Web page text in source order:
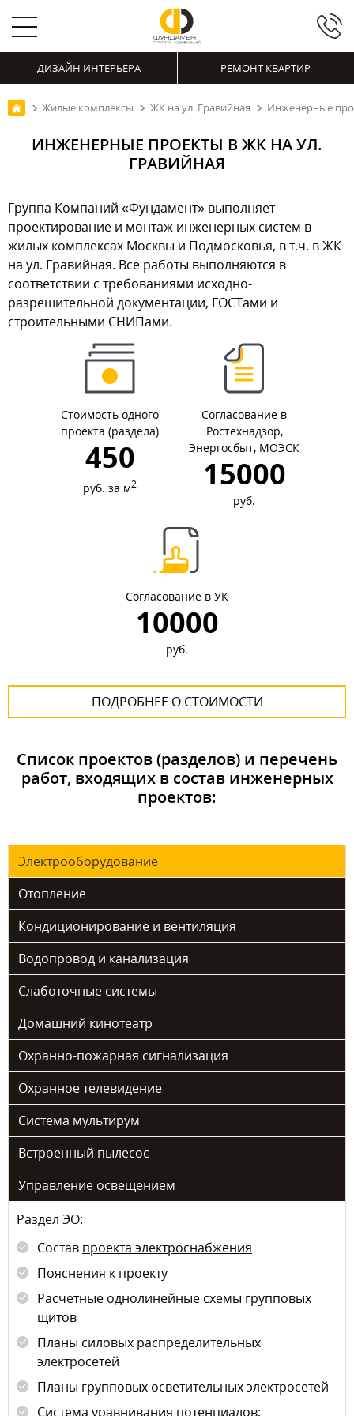
ДИЗАЙН ИНТЕРЬЕРА РЕМОНТ КВАРТИР
Жилые комплексы ЖК на ул. Гравийная Инженерные
ИНЖЕНЕРНЫЕ ПРОЕКТЫ В ЖК НА УЛ.
ГРАВИЙНАЯ
Группа Компаний «Фундамент» выполняет
проектирование и монтаж инженерных систем в
жилых комплексах Москвы и Подмосковья, в т.ч. в ЖК
на ул. Гравийная. Все работы выполняются в
соответствии с требованиями исходно-
разрешительной документации, ГОСТами и
строительными СНИПами.
Стоимость одного
проекта (раздела)
450
руб. за м2
Согласование в
Ростехнадзор,
Энергосбыт, МОЭСК
15000
руб.
Согласование в УК
10000
руб.
ПОДРОБНЕЕ О СТОИМОСТИ
Список проектов (разделов) и перечень
работ, входящих в состав инженерных
проектов:
Электрооборудование
Отопление
Кондиционирование и вентиляция
Водопровод и канализация
Слаботочные системы
Домашний кинотеатр
Охранно-пожарная сигнализация
Охранное телевидение
Система мультирум
Встроенный пылесос
Управление освещением
Раздел ЭО:
Состав проекта электроснабжения
Пояснения к проекту
Расчетные однолинейные схемы групповых
щитов
Планы силовых распределительных
электросетей
Планы групповых осветительных электросетей
Система уравнивания потенциалов;